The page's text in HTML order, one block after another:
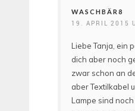
WASCHBÄR8
19. APRIL 2015
Liebe Tanja, ein
dich aber noch
zwar schon an
aber Textilkabel
Lampe sind